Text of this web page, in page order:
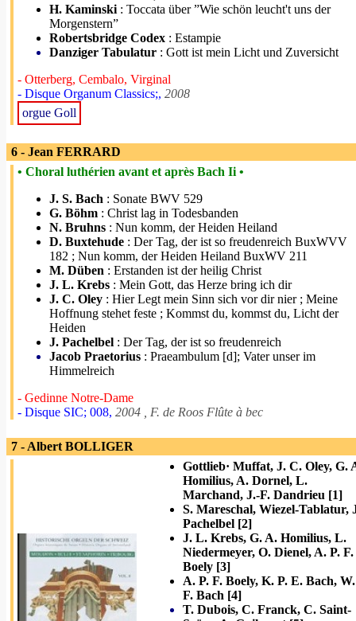
H. Kaminski : Toccata über ”Wie schön leucht't uns der
Morgenstern”
Robertsbridge Codex : Estampie
Danziger Tabulatur : Gott ist mein Licht und Zuversicht
- Otterberg, Cembalo, Virginal
- Disque Organum Classics;, 2008
orgue Goll
6 - Jean FERRARD
• Choral luthérien avant et après Bach Ii •
J. S. Bach : Sonate BWV 529
G. Böhm : Christ lag in Todesbanden
N. Bruhns : Nun komm, der Heiden Heiland
D. Buxtehude : Der Tag, der ist so freudenreich BuxWVV
182 ; Nun komm, der Heiden Heiland BuxWV 211
M. Düben : Erstanden ist der heilig Christ
J. L. Krebs : Mein Gott, das Herze bring ich dir
J. C. Oley : Hier Legt mein Sinn sich vor dir nier ; Meine
Hoffnung stehet feste ; Kommst du, kommst du, Licht der
Heiden
J. Pachelbel : Der Tag, der ist so freudenreich
Jacob Praetorius : Praeambulum [d]; Vater unser im
Himmelreich
- Gedinne Notre-Dame
- Disque SIC; 008, 2004 , F. de Roos Flûte à bec
7 - Albert BOLLIGER
Gottlieb· Muffat, J. C. Oley, G.
Homilius, A. Dornel, L.
Marchand, J.-F. Dandrieu [1]
S. Mareschal, Wiezel-Tablatur,
Pachelbel [2]
J. L. Krebs, G. A. Homilius, L.
Niedermeyer, O. Dienel, A. P. F.
Boely [3]
A. P. F. Boely, K. P. E. Bach, W.
F. Bach [4]
T. Dubois, C. Franck, C. Saint-